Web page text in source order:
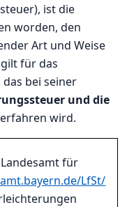
ist die
worden, den
Art und Weise
für das
bei seiner
und die
wird.
für
LfSt/